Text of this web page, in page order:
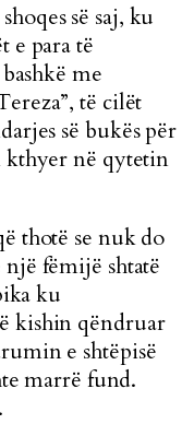
së saj, ku
e para të
me
të cilët
së bukës për
kthyer në qytetin
thotë se nuk do
fëmijë shtatë
ku
kishin qëndruar
e shtëpisë
marrë fund.